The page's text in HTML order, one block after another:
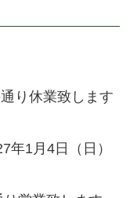
り休業致します
年1月4日（日）